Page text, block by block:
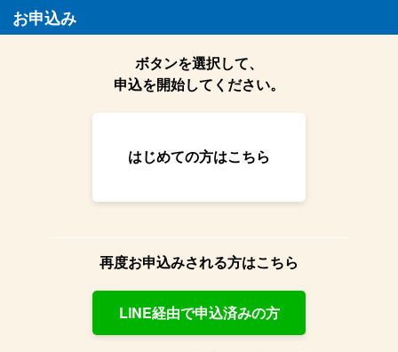
お申込み
ボタンを選択して、
申込を開始してください。
はじめての方はこちら
再度お申込みされる方はこちら
LINE経由で申込済みの方